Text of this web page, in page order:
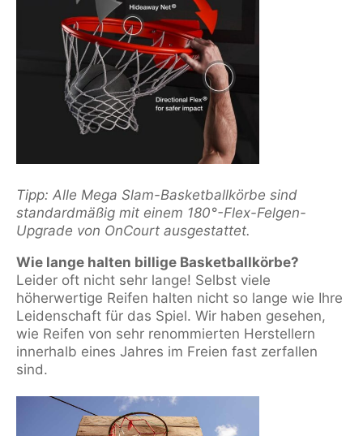
Tipp: Alle Mega Slam-Basketballkörbe sind
standardmäßig mit einem 180°-Flex-Felgen-
Upgrade von OnCourt ausgestattet.
Wie lange halten billige Basketballkörbe?
Leider oft nicht sehr lange! Selbst viele
höherwertige Reifen halten nicht so lange wie Ihre
Leidenschaft für das Spiel. Wir haben gesehen,
wie Reifen von sehr renommierten Herstellern
innerhalb eines Jahres im Freien fast zerfallen
sind.